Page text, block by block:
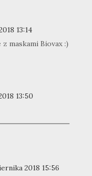
13:14
maskami Biovax :)
13:50
2018 15:56